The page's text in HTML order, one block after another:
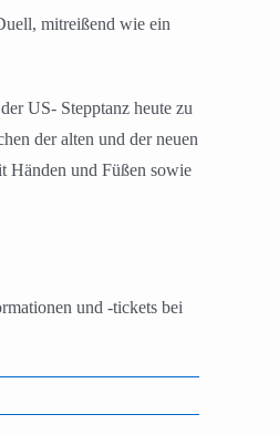
mitreißend wie ein
US- Stepptanz heute zu
der alten und der neuen
Händen und Füßen sowie
und -tickets bei